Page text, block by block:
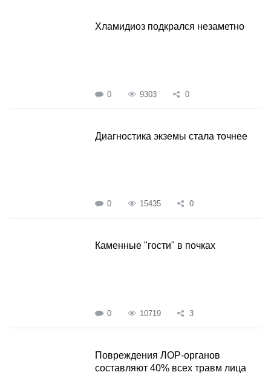
Хламидиоз подкрался незаметно
0 9303 0
Диагностика экземы стала точнее
0 15435 0
Каменные "гости" в почках
0 10719 3
Повреждения ЛОР-органов
составляют 40% всех травм лица